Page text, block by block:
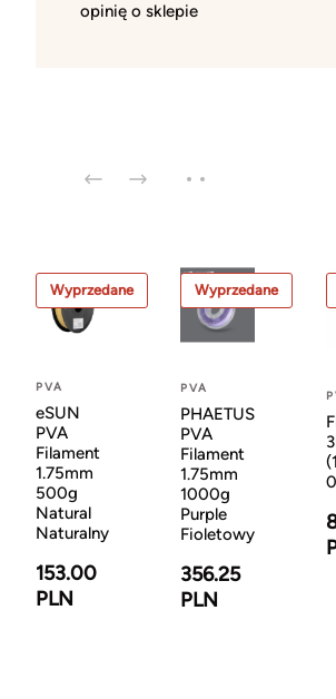
opinię o sklepie
Wyprzedane
PVA
eSUN
PVA
Filament
1.75mm
500g
Natural
Naturalny
153.00
PLN
Wyprzedane
PVA
PHAETUS
PVA
Filament
1.75mm
1000g
Purple
Fioletowy
356.25
PLN